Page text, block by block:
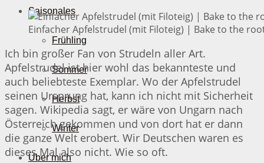
Saisonales
Frühling
Sommer
Herbst
Winter
Über mich
Einfacher Apfelstrudel (mit Filoteig) | Bake to the
Ich bin großer Fan von Strudeln aller Art.
Apfelstrudel ist hier wohl das bekannteste und
auch beliebteste Exemplar. Wo der Apfelstrudel
seinen Ursprung hat, kann ich nicht mit Sicherheit
sagen. Wikipedia sagt, er wäre von Ungarn nach
Österreich gekommen und von dort hat er dann
die ganze Welt erobert. Wir Deutschen waren es
dieses Mal also nicht. Wie so oft.